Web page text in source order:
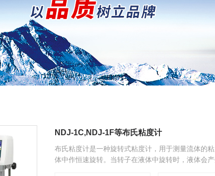
NDJ-1C,NDJ-1F等布氏粘度计
布氏粘度计是一种旋转式粘度计，用于测量流体的
体中作恒速旋转。当转子在液体中旋转时，液体会